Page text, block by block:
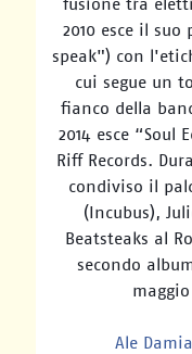
2010 esce il
speak") con
cui segue un
fianco della
2014 esce “Soul
Riff Records.
condiviso il
(Incubus),
Beatsteaks al
secondo
Ale